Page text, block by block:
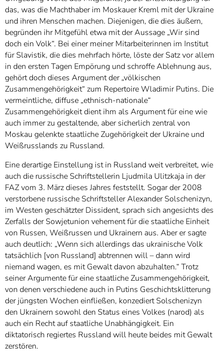
das, was die Machthaber im Moskauer Kreml mit der Ukraine
und ihren Menschen machen. Diejenigen, die dies äußern,
begründen ihr Mitgefühl etwa mit der Aussage „Wir sind
doch ein Volk“. Bei einer meiner Mitarbeiterinnen im Institut
für Slavistik, die dies mehrfach hörte, löste der Satz vor allem
in den ersten Tagen Empörung und schroffe Ablehnung aus,
gehört doch dieses Argument der „völkischen
Zusammengehörigkeit“ zum Repertoire Wladimir Putins. Die
vermeintliche, diffuse „ethnisch-nationale“
Zusammengehörigkeit dient ihm als Argument für eine wie
auch immer zu gestaltende, aber sicherlich zentral von
Moskau gelenkte staatliche Zugehörigkeit der Ukraine und
Weißrusslands zu Russland.
Eine derartige Einstellung ist in Russland weit verbreitet, wie
auch die russische Schriftstellerin Ljudmila Ulitzkaja in der
FAZ vom 3. März dieses Jahres feststellt. Sogar der 2008
verstorbene russische Schriftsteller Alexander Solschenizyn,
im Westen geschätzter Dissident, sprach sich angesichts des
Zerfalls der Sowjetunion vehement für die staatliche Einheit
von Russen, Weißrussen und Ukrainern aus. Aber er sagte
auch deutlich: „Wenn sich allerdings das ukrainische Volk
tatsächlich [von Russland] abtrennen will – dann wird
niemand wagen, es mit Gewalt davon abzuhalten.“ Trotz
seiner Argumente für eine staatliche Zusammengehörigkeit,
von denen verschiedene auch in Putins Geschichtsklitterung
der jüngsten Wochen einfließen, konzediert Solschenizyn
den Ukrainern sowohl den Status eines Volkes (narod) als
auch ein Recht auf staatliche Unabhängigkeit. Ein
diktatorisch regiertes Russland will heute beides mit Gewalt
zerstören.